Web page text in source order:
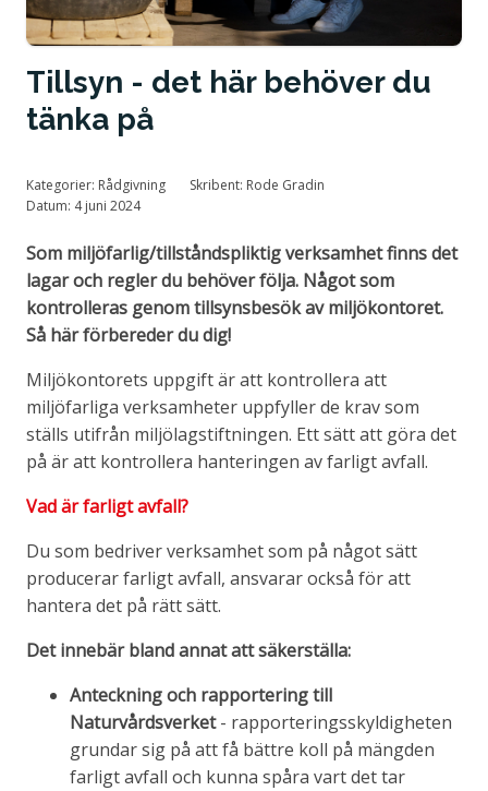
Tillsyn - det här behöver du
tänka på
Kategorier: Rådgivning Skribent: Rode Gradin
Datum: 4 juni 2024
Som miljöfarlig/tillståndspliktig verksamhet finns det
lagar och regler du behöver följa. Något som
kontrolleras genom tillsynsbesök av miljökontoret.
Så här förbereder du dig!
Miljökontorets uppgift är att kontrollera att
miljöfarliga verksamheter uppfyller de krav som
ställs utifrån miljölagstiftningen. Ett sätt att göra det
på är att kontrollera hanteringen av farligt avfall.
Vad är farligt avfall?
Du som bedriver verksamhet som på något sätt
producerar farligt avfall, ansvarar också för att
hantera det på rätt sätt.
Det innebär bland annat att säkerställa:
Anteckning och rapportering till
Naturvårdsverket- rapporteringsskyldigheten
grundar sig på att få bättre koll på mängden
farligt avfall och kunna spåra vart det tar
Tillstånd och certifiering